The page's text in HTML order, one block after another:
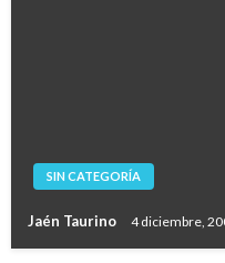
SIN CATEGORÍA
Jaén Taurino 4 diciembre,